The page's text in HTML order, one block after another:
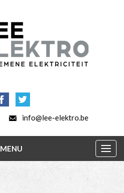
info@lee-elektro.be
MENU